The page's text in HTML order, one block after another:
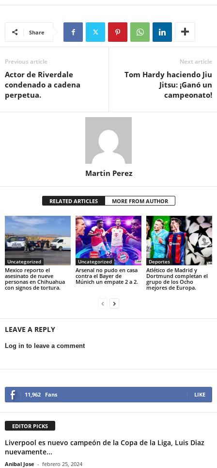
Share
Previous article
Actor de Riverdale
condenado a cadena
perpetua.
Next article
Tom Hardy haciendo Jiu
Jitsu: ¡Ganó un
campeonato!
Martin Perez
RELATED ARTICLES MORE FROM AUTHOR
Uncategorized
Mexico reporto el
asesinato de nueve
personas en Chihuahua
con signos de tortura.
Uncategorized
Arsenal no pudo en casa
contra el Bayer de
Múnich un empate 2 a 2.
Deportes
Atlético de Madrid y
Dortmund completan el
grupo de los Ocho
mejores de Europa.
LEAVE A REPLY
Log in to leave a comment
11,962 Fans LIKE
EDITOR PICKS
Liverpool es nuevo campeón de la Copa de la Liga, Luis Diaz
nuevamente...
Anibal Jose - febrero 25, 2024